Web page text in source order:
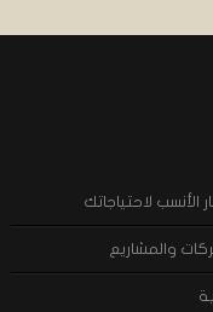
الأنسب لاحتياجاتك
والمشاريع